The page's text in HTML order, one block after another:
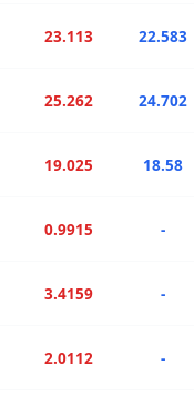
23.113 22.583
25.262 24.702
19.025 18.58
0.9915 -
3.4159 -
2.0112 -